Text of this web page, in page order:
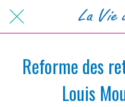
Reforme des
Louis